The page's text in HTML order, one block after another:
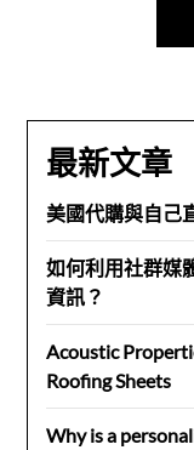
最新文章
美國代購與自己
如何利用社群媒
資訊？
Acoustic
Roofing Sheets
Why is a